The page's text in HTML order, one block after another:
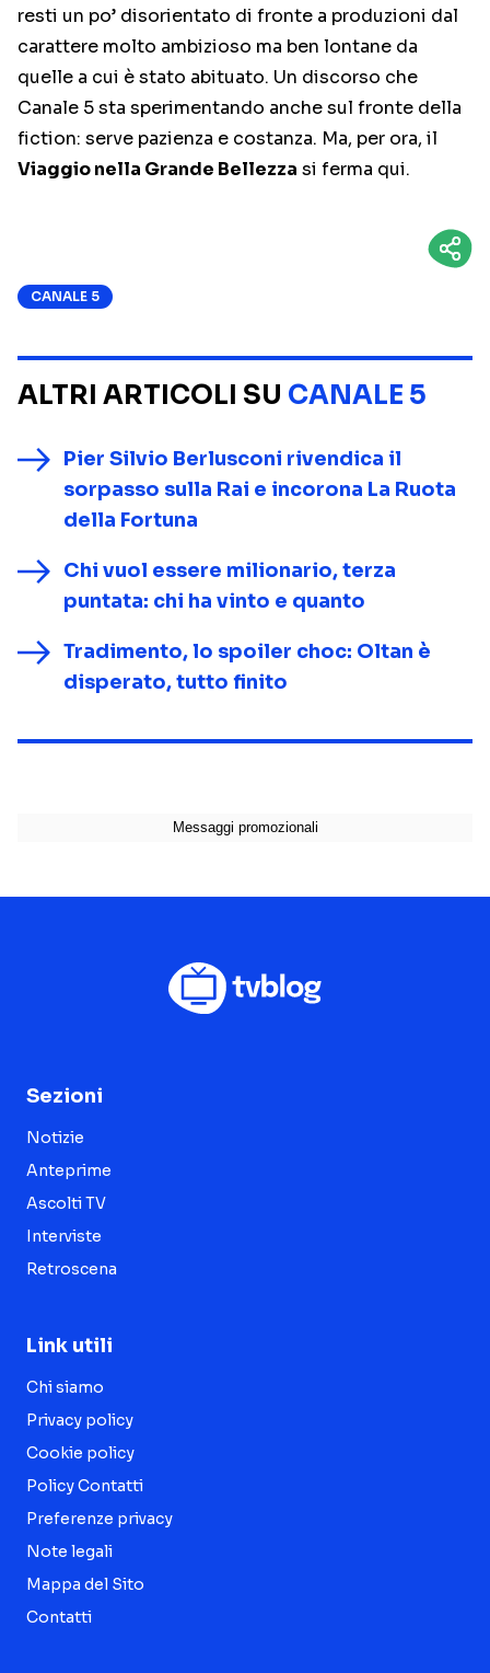
resti un po’ disorientato di fronte a produzioni dal
carattere molto ambizioso ma ben lontane da
quelle a cui è stato abituato. Un discorso che
Canale 5 sta sperimentando anche sul fronte della
fiction: serve pazienza e costanza. Ma, per ora, il
Viaggio nella Grande Bellezza si ferma qui.
CANALE 5
ALTRI ARTICOLI SU CANALE 5
Pier Silvio Berlusconi rivendica il
sorpasso sulla Rai e incorona La Ruota
della Fortuna
Chi vuol essere milionario, terza
puntata: chi ha vinto e quanto
Tradimento, lo spoiler choc: Oltan è
disperato, tutto finito
Sezioni
Notizie
Anteprime
Ascolti TV
Interviste
Retroscena
Link utili
Chi siamo
Privacy policy
Cookie policy
Policy Contatti
Preferenze privacy
Note legali
Mappa del Sito
Contatti